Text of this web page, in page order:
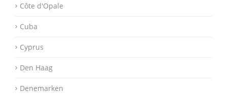
Côte d'Opale
Cuba
Cyprus
Den Haag
Denemarken